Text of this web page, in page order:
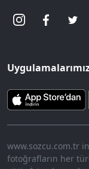
www.sozcu.com.tr
fotoğrafların her